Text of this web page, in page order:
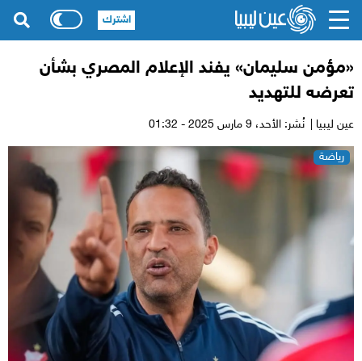
«مؤمن سليمان» يفند الإعلام المصري بشأن
تعرضه للتهديد
عين ليبيا | نُشر: الأحد،
رياضة
اشترك